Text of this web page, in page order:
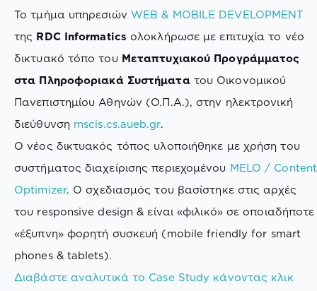
To τμήμα υπηρεσιών WEB & MOBILE DEVELOPMENT
της RDC Informatics ολοκλήρωσε με επιτυχία το νέο
δικτυακό τόπο του Μεταπτυχιακού Προγράμματος
στα Πληροφοριακά Συστήματα του Οικονομικού
Πανεπιστημίου Αθηνών (Ο.Π.Α.), στην ηλεκτρονική
διεύθυνση mscis.cs.aueb.gr.
Ο νέος δικτυακός τόπος υλοποιήθηκε με χρήση του
συστήματος διαχείρισης περιεχομένου MELO / Content
Optimizer. Ο σχεδιασμός του βασίστηκε στις αρχές
του responsive design & είναι «φιλικό» σε οποιαδήποτε
«έξυπνη» φορητή συσκευή (mobile friendly for smart
phones & tablets).
Διαβάστε αναλυτικά το Case Study κάνοντας κλικ